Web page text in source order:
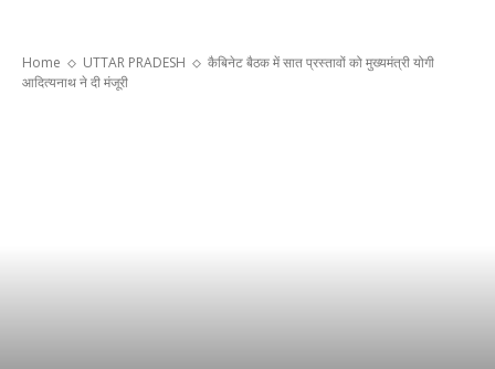
Home UTTAR PRADESH
कैबिनेट बैठक में सात प्रस्तावों को मुख्यमंत्री योगी
आदित्यनाथ ने दी मंजूरी